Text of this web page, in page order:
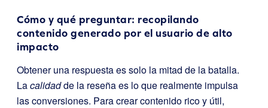
Cómo y qué preguntar: recopilando
contenido generado por el usuario de alto
impacto
Obtener una respuesta es solo la mitad de la batalla.
Lacalidadde la reseña es lo que realmente impulsa
las conversiones. Para crear contenido rico y útil,